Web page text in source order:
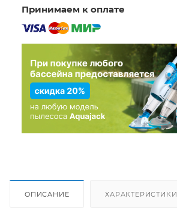
Принимаем к оплате
ОПИСАНИЕ ХАРАКТЕРИСТИКИ